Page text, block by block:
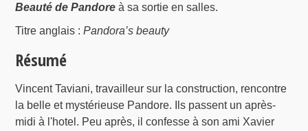
Beauté de Pandore à sa sortie en salles.
Titre anglais :Pandora’s beauty
Résumé
Vincent Taviani, travailleur sur la construction, rencontre
la belle et mystérieuse Pandore. Ils passent un après-
midi à l'hotel. Peu après, il confesse à son ami Xavier